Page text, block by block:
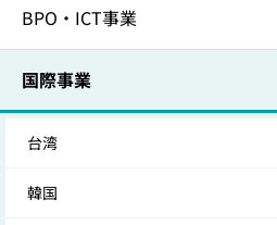
BPO・ICT事業
国際事業
台湾
韓国